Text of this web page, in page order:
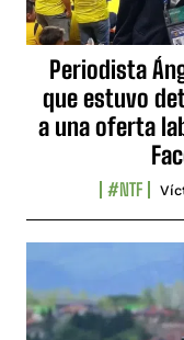
Periodista
que estuvo
a una oferta
#NTF